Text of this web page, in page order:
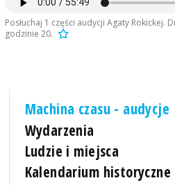
Posłuchaj 1 części audycji Agaty Rokickej.
godzinie 20.
Machina czasu - audycje
Wydarzenia
Ludzie i miejsca
Kalendarium historyczne